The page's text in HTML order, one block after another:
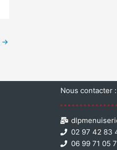
→
Nous contacter :
02 97 42 83
06 99 71 05